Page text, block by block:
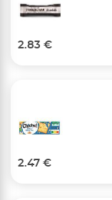
2.83 €
2.47 €